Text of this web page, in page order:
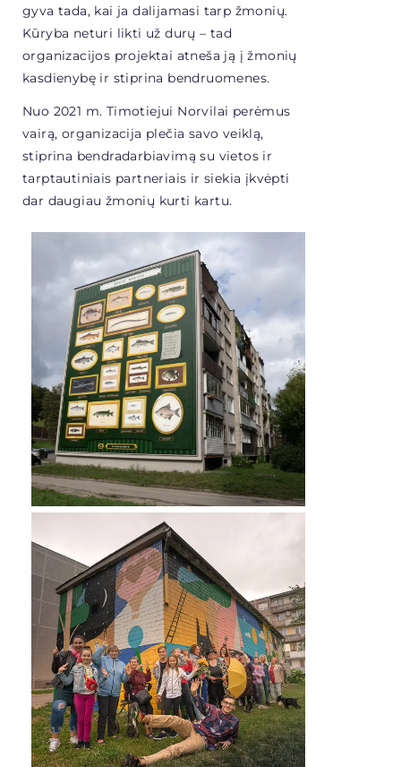
gyva tada, kai ja dalijamasi tarp žmonių.
Kūryba neturi likti už durų – tad
organizacijos projektai atneša ją į žmonių
kasdienybę ir stiprina bendruomenes.
Nuo 2021 m. Timotiejui Norvilai perėmus
vairą, organizacija plečia savo veiklą,
stiprina bendradarbiavimą su vietos ir
tarptautiniais partneriais ir siekia įkvėpti
dar daugiau žmonių kurti kartu.